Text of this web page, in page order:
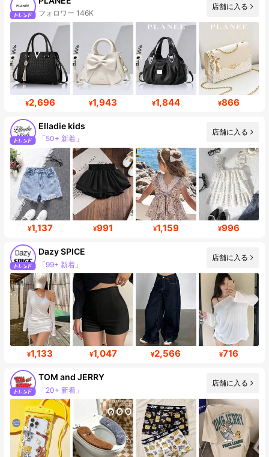
フォロワー 146K
店舗に入る
¥2,696 ¥1,943 ¥1,844 ¥866
Elladie kids
「50+ 新着」
フォロワー 366K
店舗に入る
¥1,137 ¥991 ¥1,159 ¥996
Dazy SPICE
「99+ 新着」
フォロワー 2M
店舗に入る
¥1,133 ¥1,047 ¥2,566 ¥716
TOM and JERRY
フォロワー 233K
店舗に入る